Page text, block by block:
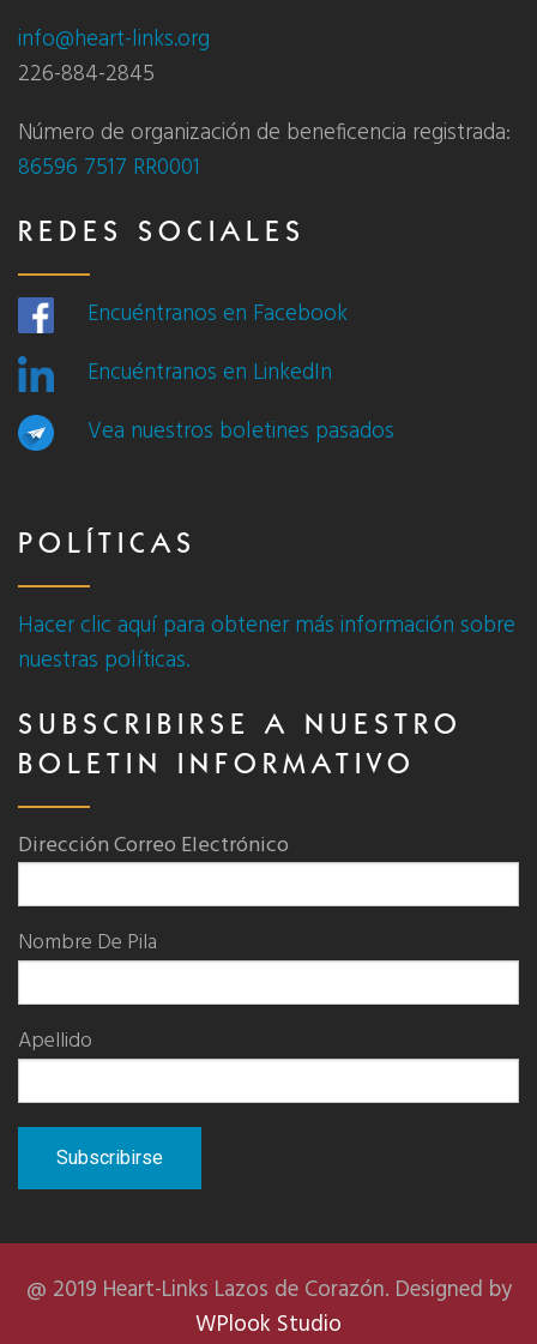
info@heart-links.org
226-884-2845
Número de organización de beneficencia registrada:
86596 7517 RR0001
REDES SOCIALES
Encuéntranos en Facebook
Encuéntranos en LinkedIn
Vea nuestros boletines pasados
POLÍTICAS
Hacer clic aquí para obtener más información sobre
nuestras políticas.
SUBSCRIBIRSE A NUESTRO
BOLETIN INFORMATIVO
Dirección Correo Electrónico
Nombre De Pila
Apellido
@ 2019 Heart-Links Lazos de Corazón. Designed by
WPlook Studio